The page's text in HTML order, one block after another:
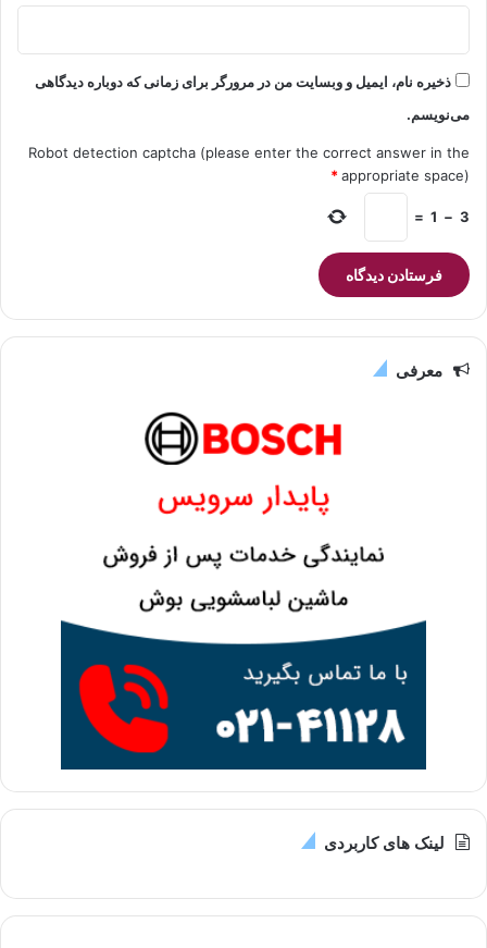
ذخیره نام، ایمیل و وبسایت من در مرورگر برای زمانی که دوباره دیدگاهی
می‌نویسم.
Robot detection captcha (please enter the correct answer in the
appropriate space)
*
3
−
1
=
معرفی
لینک های کاربردی